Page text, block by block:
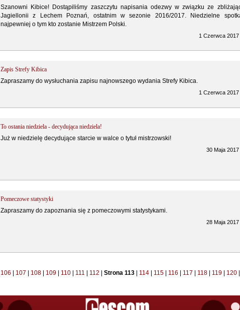
Szanowni Kibice! Dostąpiliśmy zaszczytu napisania odezwy w związku ze
Jagiellonii z Lechem Poznań, ostatnim w sezonie 2016/2017. Niedzielne
najpewniej o tym kto zostanie Mistrzem Polski.
1 Czerwca
Zapis Strefy Kibica
Zapraszamy do wysłuchania zapisu najnowszego wydania Strefy Kibica.
1 Czerwca
To ostania niedziela - decydująca niedziela!
Już w niedzielę decydujące starcie w walce o tytuł mistrzowski!
30 Maja
Pomeczowe statystyki
Zapraszamy do zapoznania się z pomeczowymi statystykami.
28 Maja
106 107 108 109 110 111 112 Strona 113| 114 115 116 117 118 119 120